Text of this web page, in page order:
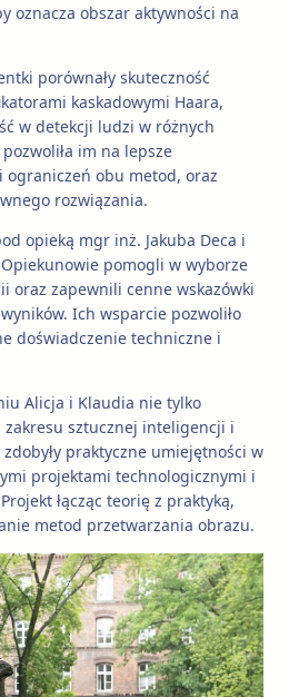
oznacza obszar aktywności na
porównały skuteczność
kaskadowymi Haara,
w detekcji ludzi w różnych
im na lepsze
obu metod, oraz
rozwiązania.
opieką mgr inż. Jakuba Deca i
pomogli w wyborze
oraz zapewnili cenne wskazówki
Ich wsparcie pozwoliło
doświadczenie techniczne i
Alicja i Klaudia nie tylko
zakresu sztucznej inteligencji i
praktyczne umiejętności w
projektami technologicznymi i
łącząc teorię z praktyką,
metod przetwarzania obrazu.